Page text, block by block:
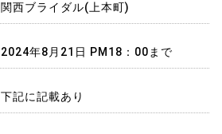
関西ブライダル(上本町)
2024年8月21日 PM18：00まで
下記に記載あり